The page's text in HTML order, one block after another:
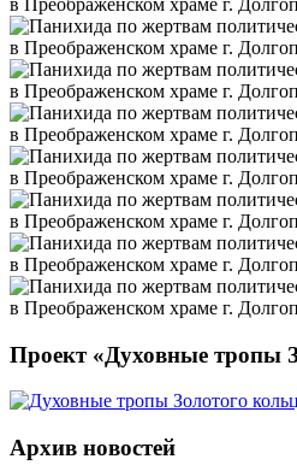
Проект «Духовные тропы
Архив новостей